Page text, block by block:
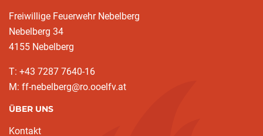
Freiwillige Feuerwehr Nebelberg
Nebelberg 34
4155 Nebelberg
T: +43 7287 7640-16
M: ff-nebelberg@ro.ooelfv.at
ÜBER UNS
Kontakt